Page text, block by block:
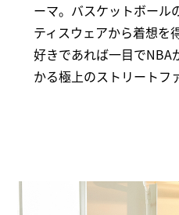
ーマ。バスケットボール
ティスウェアから着想を
好きであれば一目でNBA
かる極上のストリートフ